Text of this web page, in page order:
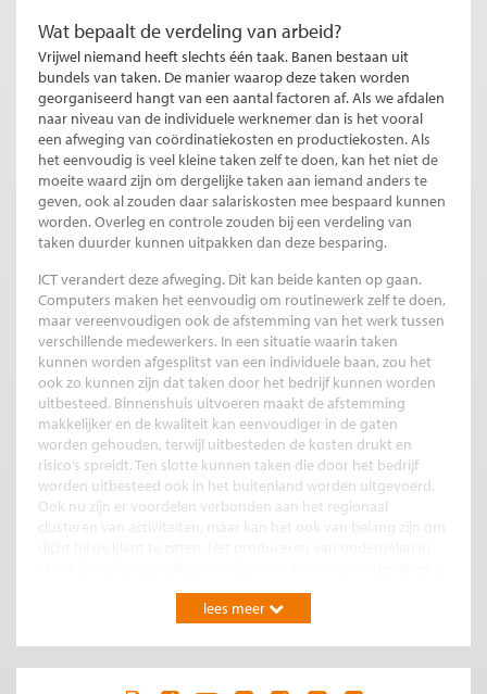
Wat bepaalt de verdeling van arbeid?
Vrijwel niemand heeft slechts één taak. Banen bestaan uit
bundels van taken. De manier waarop deze taken worden
georganiseerd hangt van een aantal factoren af. Als we afdalen
naar niveau van de individuele werknemer dan is het vooral
een afweging van coördinatiekosten en productiekosten. Als
het eenvoudig is veel kleine taken zelf te doen, kan het niet de
moeite waard zijn om dergelijke taken aan iemand anders te
geven, ook al zouden daar salariskosten mee bespaard kunnen
worden. Overleg en controle zouden bij een verdeling van
taken duurder kunnen uitpakken dan deze besparing.
ICT verandert deze afweging. Dit kan beide kanten op gaan.
Computers maken het eenvoudig om routinewerk zelf te doen,
maar vereenvoudigen ook de afstemming van het werk tussen
verschillende medewerkers. In een situatie waarin taken
kunnen worden afgesplitst van een individuele baan, zou het
ook zo kunnen zijn dat taken door het bedrijf kunnen worden
uitbesteed. Binnenshuis uitvoeren maakt de afstemming
makkelijker en de kwaliteit kan eenvoudiger in de gaten
worden gehouden, terwijl uitbesteden de kosten drukt en
risico’s spreidt. Ten slotte kunnen taken die door het bedrijf
worden uitbesteed ook in het buitenland worden uitgevoerd.
Ook nu zijn er voordelen verbonden aan het regionaal
zoveel communicatie nodig dat het niet loont dit uit te
besteden naar het buitenland. Het wekt dan ook geen
beurs en de fusie tussen Air France en KLM veel activiteiten
naar Parijs zijn verdwenen. Anderzijds is er de verbondenheid
lees meer